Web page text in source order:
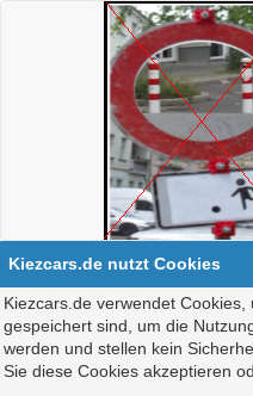
Kiezcars.de nutzt Cookies
Kiezcars.de verwendet
gespeichert sind, um die
werden und stellen kein
Sie diese Cookies akzeptieren